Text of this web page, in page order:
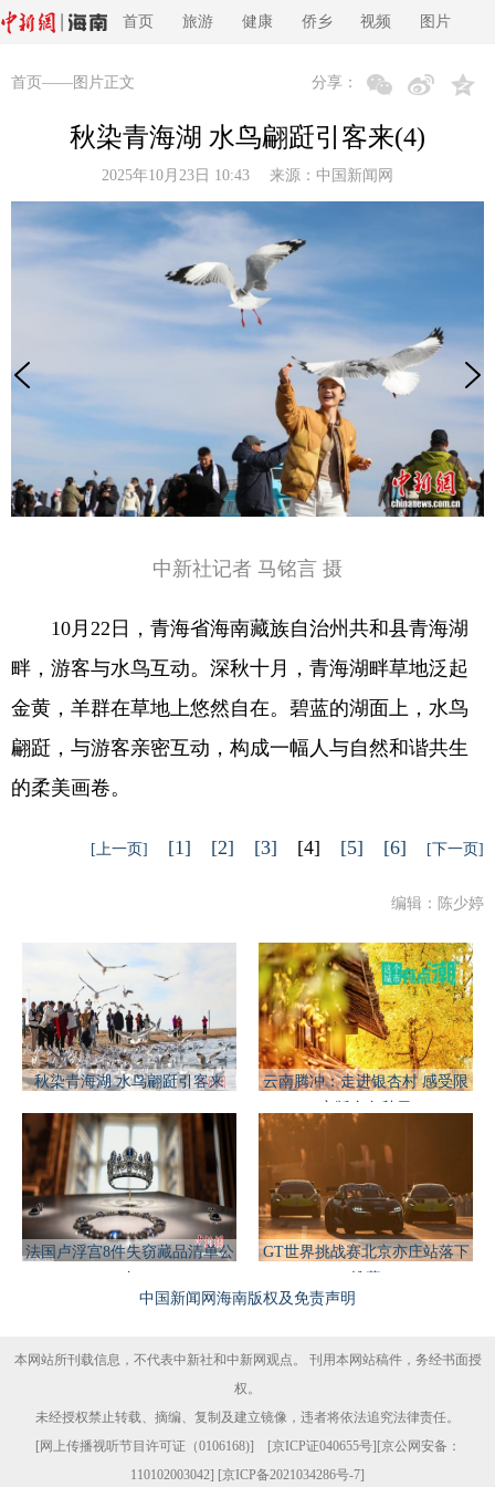
首页 旅游 健康 侨乡 视频 图片
首页 ——图片正文 分享：
秋染青海湖 水鸟翩跹引客来(4)
2025年10月23日 10:43 来源： 中国新闻网
中新社记者 马铭言 摄
10月22日，青海省海南藏族自治州共和县青海湖
畔，游客与水鸟互动。深秋十月，青海湖畔草地泛起
金黄，羊群在草地上悠然自在。碧蓝的湖面上，水鸟
翩跹，与游客亲密互动，构成一幅人与自然和谐共生
的柔美画卷。
[上一页] [1] [2] [3] [4] [5] [6] [下一页]
编辑：陈少婷
秋染青海湖 水鸟翩跹引客来
云南腾冲：走进银杏村 感受限
法国卢浮宫8件失窃藏品清单公
GT世界挑战赛北京亦庄站落下
中国新闻网海南版权及免责声明
本网站所刊载信息，不代表中新社和中新网观点。 刊用本网站稿件，务经书面授
权。
未经授权禁止转载、摘编、复制及建立镜像，违者将依法追究法律责任。
[网上传播视听节目许可证（0106168)] [京ICP证040655号][京公网安备：
110102003042] [京ICP备2021034286号-7]